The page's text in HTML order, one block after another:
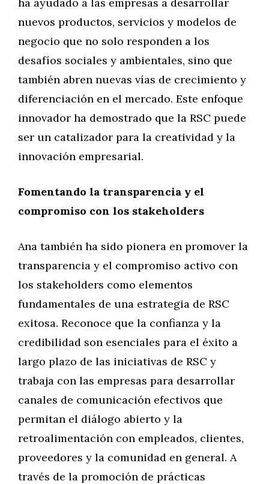
nuevos productos, servicios y modelos de
negocio que no solo responden a los
desafíos sociales y ambientales, sino que
también abren nuevas vías de crecimiento y
diferenciación en el mercado. Este enfoque
innovador ha demostrado que la RSC puede
ser un catalizador para la creatividad y la
innovación empresarial.
Fomentando la transparencia y el
compromiso con los stakeholders
Ana también ha sido pionera en promover la
transparencia y el compromiso activo con
los stakeholders como elementos
fundamentales de una estrategia de RSC
exitosa. Reconoce que la confianza y la
credibilidad son esenciales para el éxito a
largo plazo de las iniciativas de RSC y
trabaja con las empresas para desarrollar
canales de comunicación efectivos que
permitan el diálogo abierto y la
retroalimentación con empleados, clientes,
proveedores y la comunidad en general. A
través de la promoción de prácticas